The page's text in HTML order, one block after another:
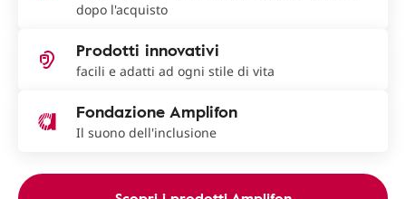
dopo l'acquisto
Prodotti innovativi
facili e adatti ad ogni stile di vita
Fondazione Amplifon
Il suono dell'inclusione